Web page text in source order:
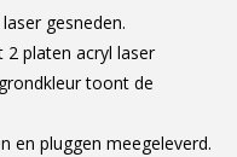
gesneden.
platen acryl laser
toont de
en pluggen meegeleverd.